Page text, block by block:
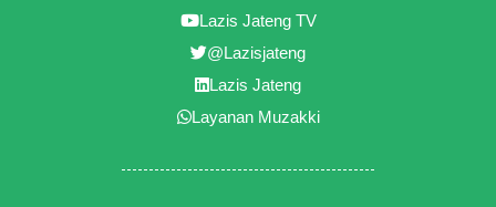
Lazis Jateng TV
@Lazisjateng
Lazis Jateng
Layanan Muzakki